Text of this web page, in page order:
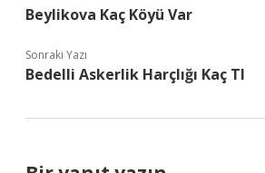
Beylikova Kaç Köyü Var
Sonraki Yazı
Bedelli Askerlik Harçlığı Kaç Tl